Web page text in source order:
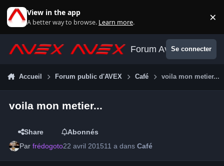
View in the app
A better way to browse. Learn more. ×
Forum AvexSe connecter
Accueil Forum public d'AVEX Café voila mon metier...
voila mon metier...
Share
Abonnés
Parfrédogoto22 avril 201511 a dansCafé